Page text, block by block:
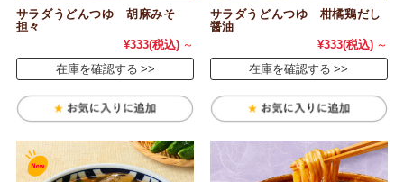
サラダうどんつゆ 胡麻みそ
担々
¥333(税込) ～
在庫を確認する
サラダうどんつゆ 柑橘鶏だし
醤油
¥333(税込) ～
在庫を確認する